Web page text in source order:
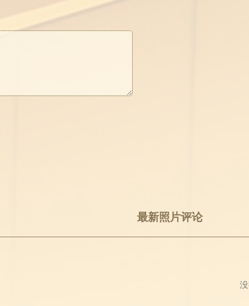
最新照片评论